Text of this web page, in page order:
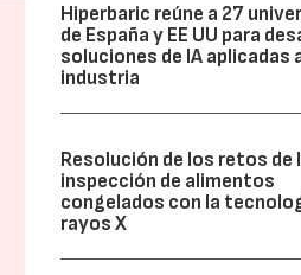
Hiperbaric reúne a 27
de España y EE UU para
soluciones de IA aplicadas
industria
Resolución de los retos de
inspección de alimentos
congelados con la
rayos X